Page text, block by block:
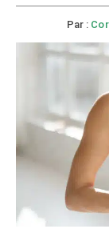
Par :